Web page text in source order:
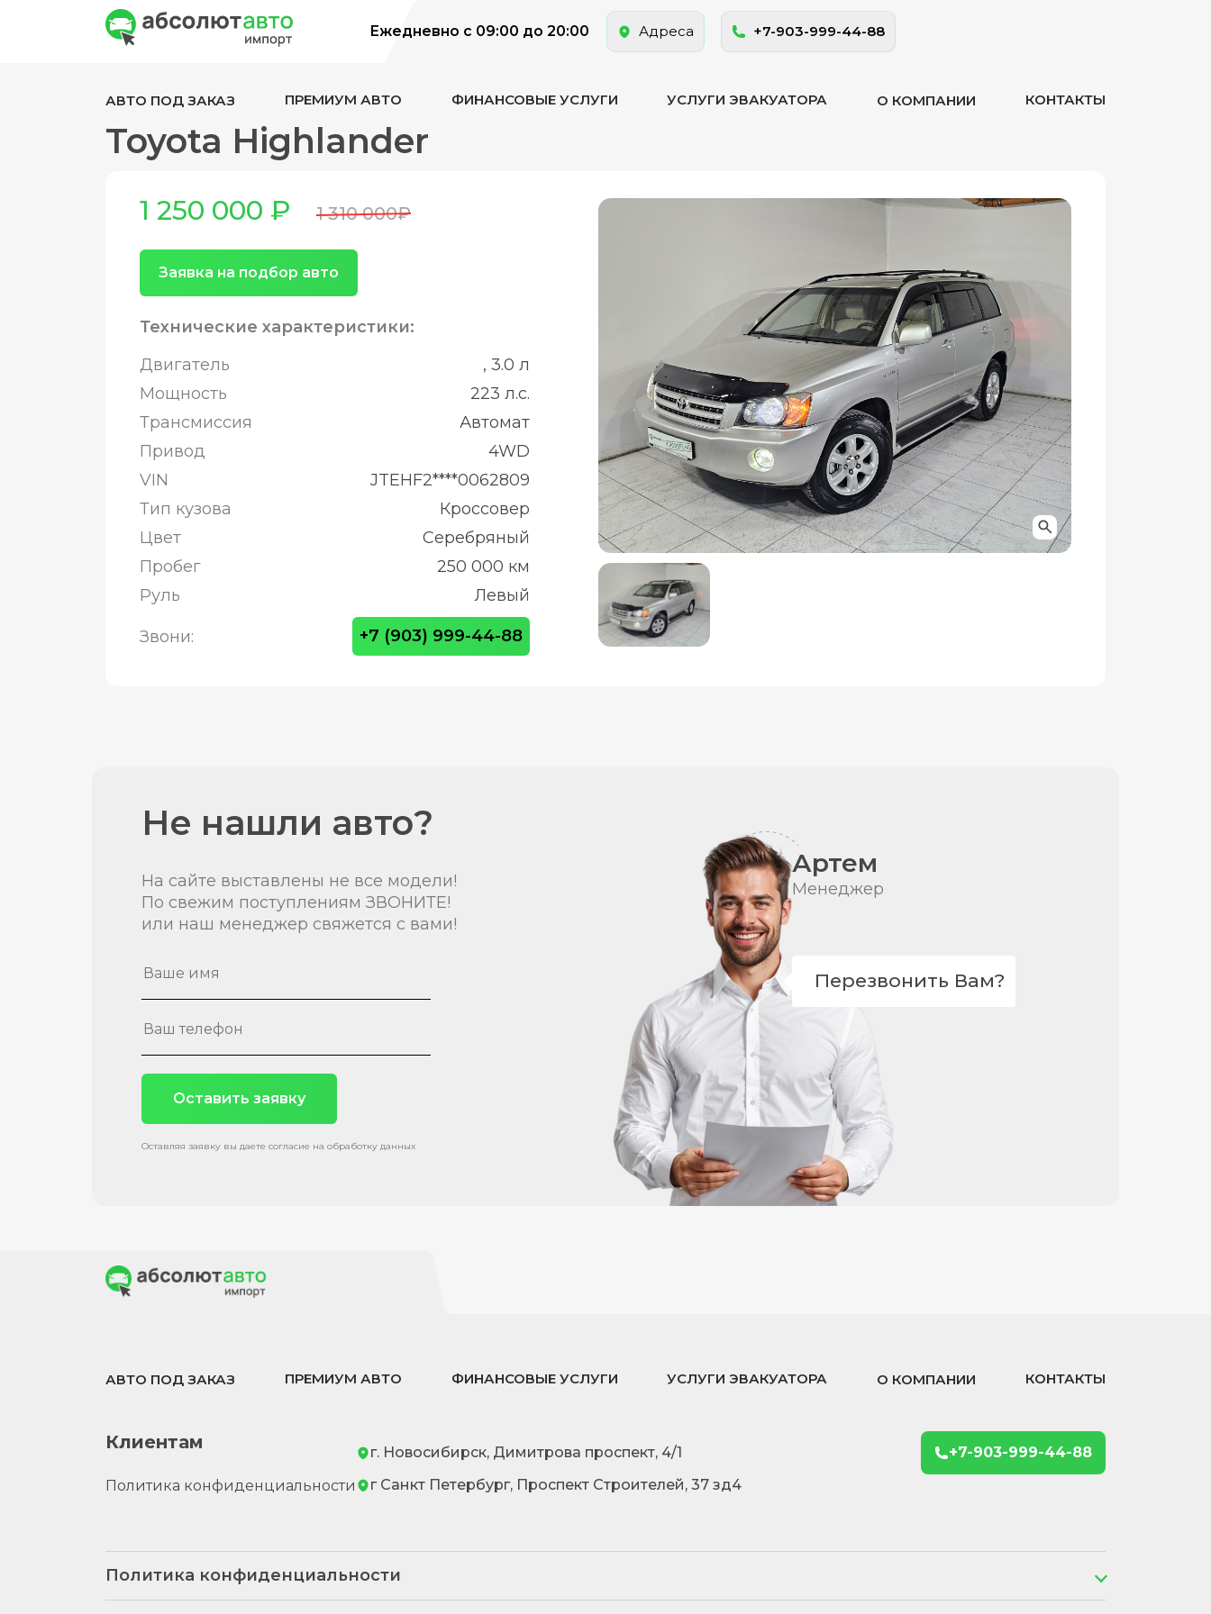
Ежедневно с 09:00 до 20:00 Адреса +7-903-999-44-88
АВТО ПОД ЗАКАЗ ПРЕМИУМ АВТО ФИНАНСОВЫЕ УСЛУГИ УСЛУГИ ЭВАКУАТОРА О КОМПАНИИ КОНТАКТЫ
Toyota Highlander
1 250 000 ₽ 1 310 000₽
Заявка на подбор авто
Технические характеристики:
Двигатель
, 3.0 л
Мощность
223 л.с.
Трансмиссия
Автомат
Привод
4WD
VIN
JTEHF2****0062809
Тип кузова
Кроссовер
Цвет
Серебряный
Пробег
250 000 км
Руль
Левый
Звони: +7 (903) 999-44-88
Не нашли авто?
На сайте выставлены не все модели!
По свежим поступлениям ЗВОНИТЕ!
или наш менеджер свяжется с вами!
Оставить заявку
Оставляя заявку вы даете согласие на обработку данных
Артем
Менеджер
Перезвонить Вам?
АВТО ПОД ЗАКАЗ ПРЕМИУМ АВТО ФИНАНСОВЫЕ УСЛУГИ УСЛУГИ ЭВАКУАТОРА О КОМПАНИИ КОНТАКТЫ
Клиентам
Политика конфиденциальности
г. Новосибирск, Димитрова проспект, 4/1
г Санкт Петербург, Проспект Строителей, 37 зд4
+7-903-999-44-88
Политика конфиденциальности